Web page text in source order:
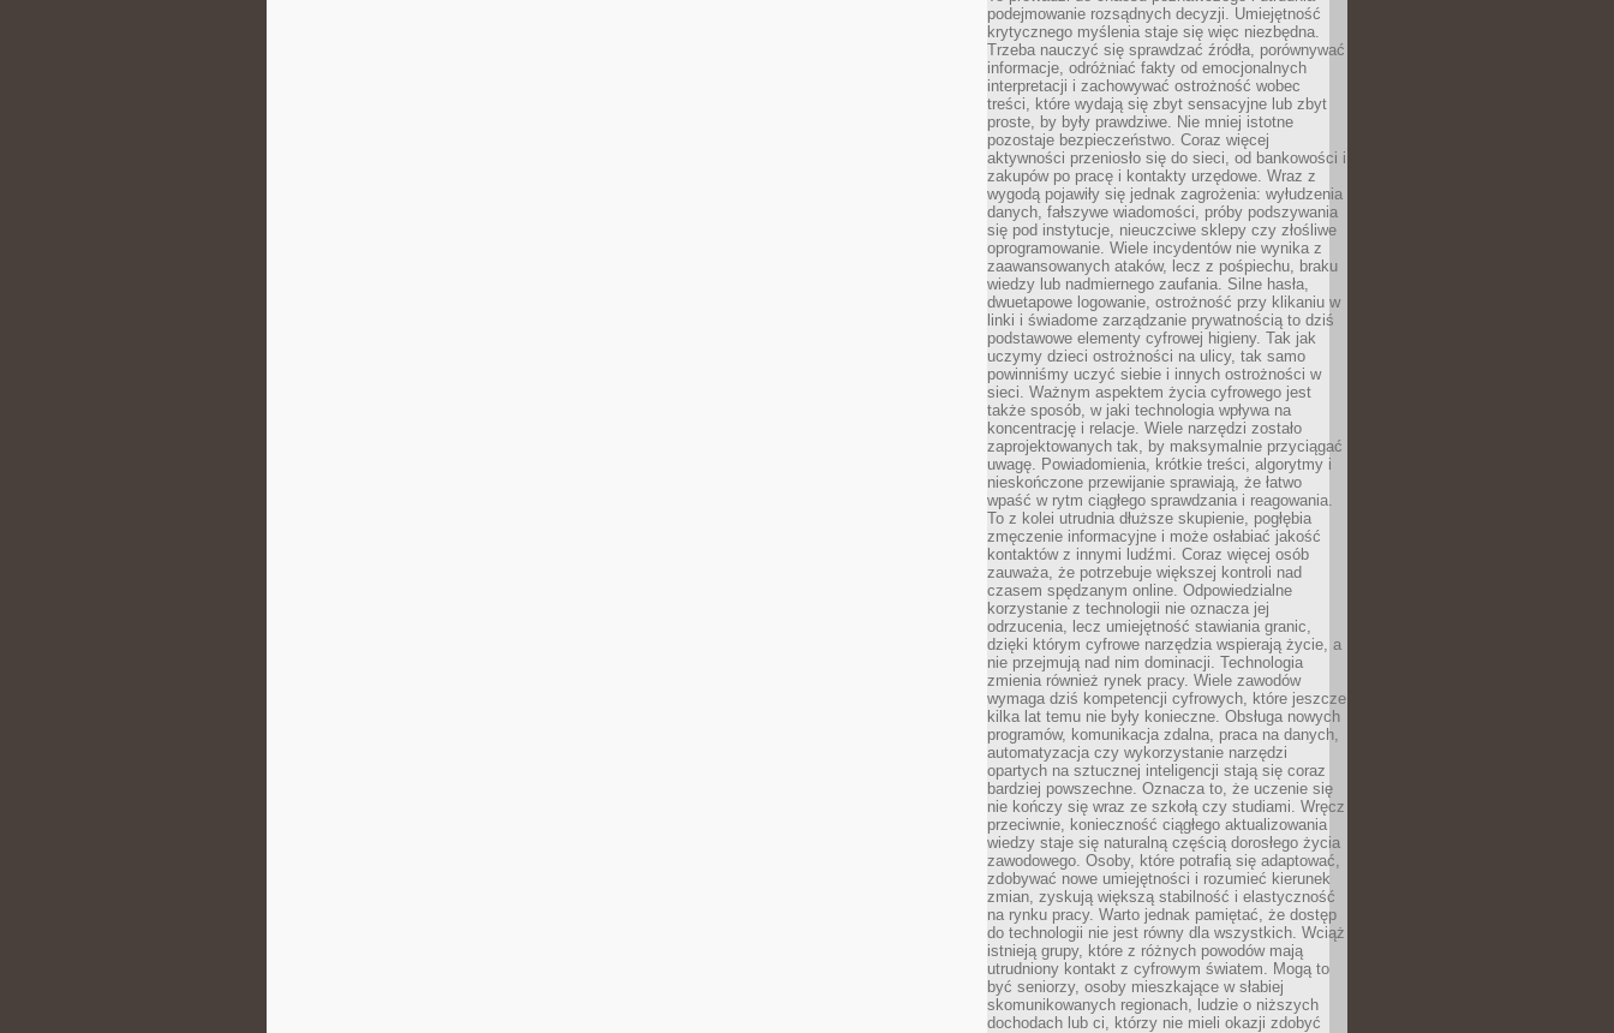
podejmowanie rozsądnych decyzji. Umiejętność
krytycznego myślenia staje się więc niezbędna.
Trzeba nauczyć się sprawdzać źródła, porównywać
informacje, odróżniać fakty od emocjonalnych
interpretacji i zachowywać ostrożność wobec
treści, które wydają się zbyt sensacyjne lub zbyt
proste, by były prawdziwe. Nie mniej istotne
pozostaje bezpieczeństwo. Coraz więcej
aktywności przeniosło się do sieci, od bankowości i
zakupów po pracę i kontakty urzędowe. Wraz z
wygodą pojawiły się jednak zagrożenia: wyłudzenia
danych, fałszywe wiadomości, próby podszywania
się pod instytucje, nieuczciwe sklepy czy złośliwe
oprogramowanie. Wiele incydentów nie wynika z
zaawansowanych ataków, lecz z pośpiechu, braku
wiedzy lub nadmiernego zaufania. Silne hasła,
dwuetapowe logowanie, ostrożność przy klikaniu w
linki i świadome zarządzanie prywatnością to dziś
podstawowe elementy cyfrowej higieny. Tak jak
uczymy dzieci ostrożności na ulicy, tak samo
powinniśmy uczyć siebie i innych ostrożności w
sieci. Ważnym aspektem życia cyfrowego jest
także sposób, w jaki technologia wpływa na
koncentrację i relacje. Wiele narzędzi zostało
zaprojektowanych tak, by maksymalnie przyciągać
uwagę. Powiadomienia, krótkie treści, algorytmy i
nieskończone przewijanie sprawiają, że łatwo
wpaść w rytm ciągłego sprawdzania i reagowania.
To z kolei utrudnia dłuższe skupienie, pogłębia
zmęczenie informacyjne i może osłabiać jakość
kontaktów z innymi ludźmi. Coraz więcej osób
zauważa, że potrzebuje większej kontroli nad
czasem spędzanym online. Odpowiedzialne
korzystanie z technologii nie oznacza jej
odrzucenia, lecz umiejętność stawiania granic,
dzięki którym cyfrowe narzędzia wspierają życie, a
nie przejmują nad nim dominacji. Technologia
zmienia również rynek pracy. Wiele zawodów
wymaga dziś kompetencji cyfrowych, które jeszcze
kilka lat temu nie były konieczne. Obsługa nowych
programów, komunikacja zdalna, praca na danych,
automatyzacja czy wykorzystanie narzędzi
opartych na sztucznej inteligencji stają się coraz
bardziej powszechne. Oznacza to, że uczenie się
nie kończy się wraz ze szkołą czy studiami. Wręcz
przeciwnie, konieczność ciągłego aktualizowania
wiedzy staje się naturalną częścią dorosłego życia
zawodowego. Osoby, które potrafią się adaptować,
zdobywać nowe umiejętności i rozumieć kierunek
zmian, zyskują większą stabilność i elastyczność
na rynku pracy. Warto jednak pamiętać, że dostęp
do technologii nie jest równy dla wszystkich. Wciąż
istnieją grupy, które z różnych powodów mają
utrudniony kontakt z cyfrowym światem. Mogą to
być seniorzy, osoby mieszkające w słabiej
skomunikowanych regionach, ludzie o niższych
dochodach lub ci, którzy nie mieli okazji zdobyć